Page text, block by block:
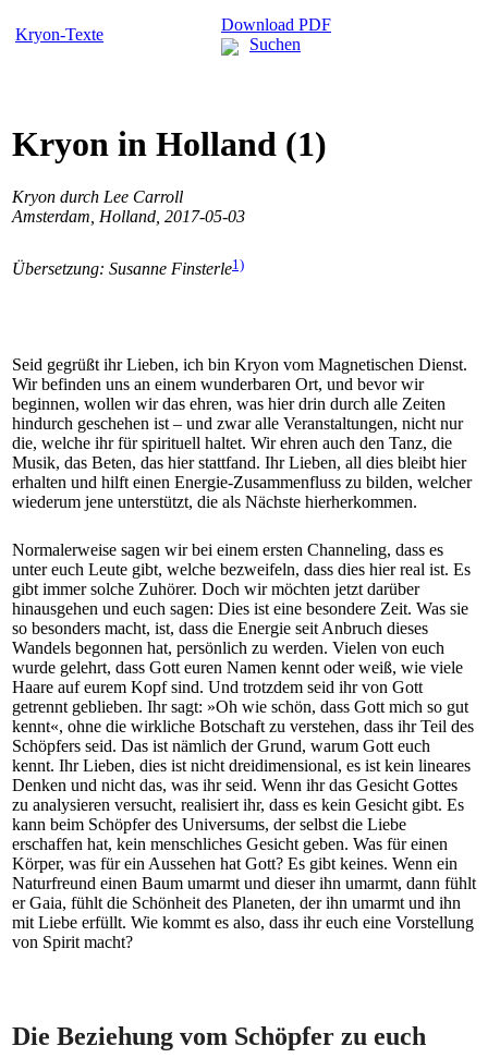
Kryon-Texte
Download PDF
Suchen
Kryon in Holland (1)
Kryon durch Lee Carroll
Amsterdam, Holland, 2017-05-03
Übersetzung: Susanne Finsterle1)
Seid gegrüßt ihr Lieben, ich bin Kryon vom Magnetischen Dienst.
Wir befinden uns an einem wunderbaren Ort, und bevor wir
beginnen, wollen wir das ehren, was hier drin durch alle Zeiten
hindurch geschehen ist – und zwar alle Veranstaltungen, nicht nur
die, welche ihr für spirituell haltet. Wir ehren auch den Tanz, die
Musik, das Beten, das hier stattfand. Ihr Lieben, all dies bleibt hier
erhalten und hilft einen Energie-Zusammenfluss zu bilden, welcher
wiederum jene unterstützt, die als Nächste hierherkommen.
Normalerweise sagen wir bei einem ersten Channeling, dass es
unter euch Leute gibt, welche bezweifeln, dass dies hier real ist. Es
gibt immer solche Zuhörer. Doch wir möchten jetzt darüber
hinausgehen und euch sagen: Dies ist eine besondere Zeit. Was sie
so besonders macht, ist, dass die Energie seit Anbruch dieses
Wandels begonnen hat, persönlich zu werden. Vielen von euch
wurde gelehrt, dass Gott euren Namen kennt oder weiß, wie viele
Haare auf eurem Kopf sind. Und trotzdem seid ihr von Gott
getrennt geblieben. Ihr sagt: »Oh wie schön, dass Gott mich so gut
kennt«, ohne die wirkliche Botschaft zu verstehen, dass ihr Teil des
Schöpfers seid. Das ist nämlich der Grund, warum Gott euch
kennt. Ihr Lieben, dies ist nicht dreidimensional, es ist kein lineares
Denken und nicht das, was ihr seid. Wenn ihr das Gesicht Gottes
zu analysieren versucht, realisiert ihr, dass es kein Gesicht gibt. Es
kann beim Schöpfer des Universums, der selbst die Liebe
erschaffen hat, kein menschliches Gesicht geben. Was für einen
Körper, was für ein Aussehen hat Gott? Es gibt keines. Wenn ein
Naturfreund einen Baum umarmt und dieser ihn umarmt, dann fühlt
er Gaia, fühlt die Schönheit des Planeten, der ihn umarmt und ihn
mit Liebe erfüllt. Wie kommt es also, dass ihr euch eine Vorstellung
von Spirit macht?
Die Beziehung vom Schöpfer zu euch